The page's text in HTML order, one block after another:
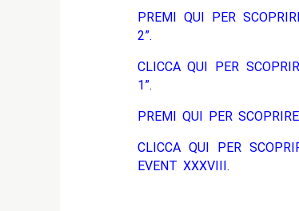
PREMI QUI PER
2”.
CLICCA QUI PER
1”.
PREMI QUI PER
CLICCA QUI PER
EVENT XXXVIII.